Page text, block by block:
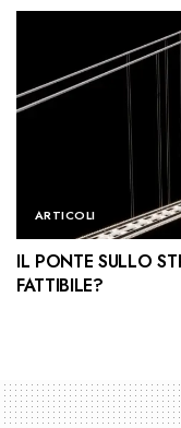
ARTICOLI
IL PONTE SULLO
FATTIBILE?